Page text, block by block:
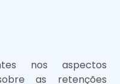
nos aspectos
as retenções